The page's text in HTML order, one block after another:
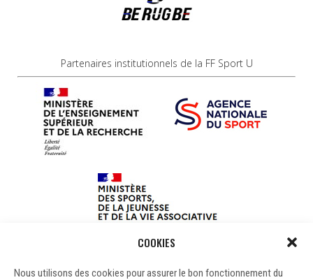
COOKIES
Nous utilisons des cookies pour assurer le bon fonctionnement du
Partenaires institutionnels de la FF Sport U